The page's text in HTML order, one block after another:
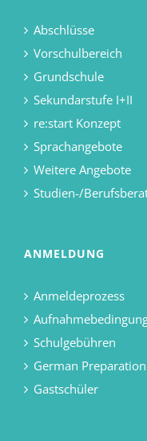
Abschlüsse
Vorschulbereich
Grundschule
Sekundarstufe I+II
re:start Konzept
Sprachangebote
Weitere Angebote
Studien-/
ANMELDUNG
Anmeldeprozess
Schulgebühren
German
Gastschüler